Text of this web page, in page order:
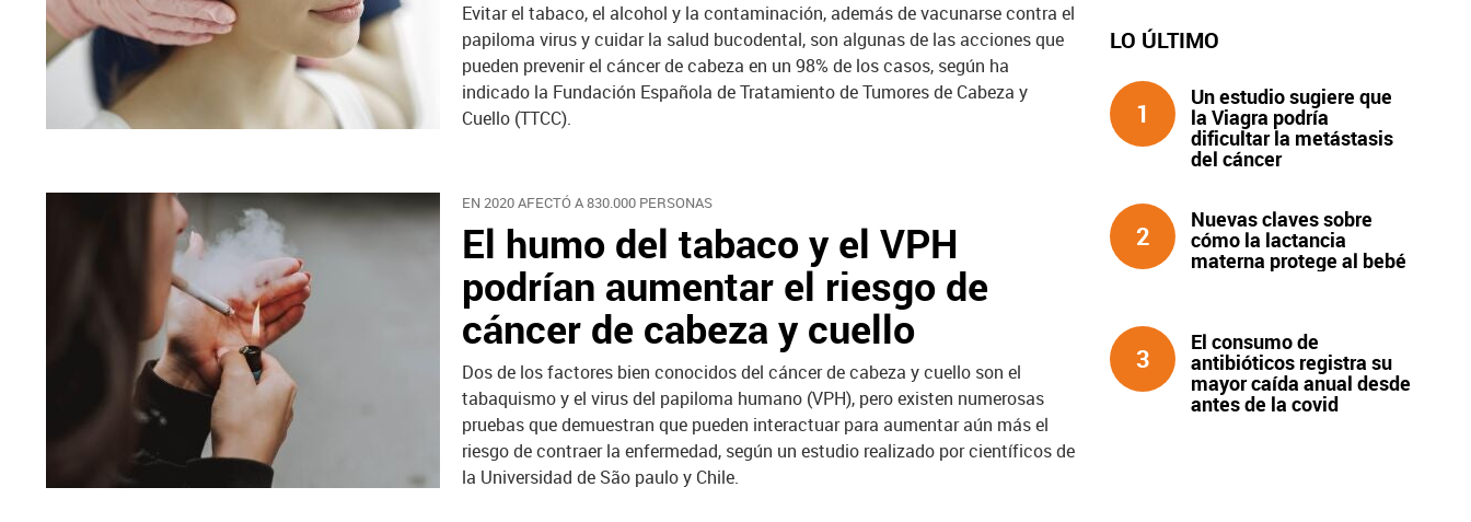
Evitar el tabaco, el alcohol y la contaminación, además de vacunarse contra el
papiloma virus y cuidar la salud bucodental, son algunas de las acciones que
pueden prevenir el cáncer de cabeza en un 98% de los casos, según ha
indicado la Fundación Española de Tratamiento de Tumores de Cabeza y
Cuello (TTCC).
EN 2020 AFECTÓ A 830.000 PERSONAS
El humo del tabaco y el VPH
podrían aumentar el riesgo de
cáncer de cabeza y cuello
Dos de los factores bien conocidos del cáncer de cabeza y cuello son el
tabaquismo y el virus del papiloma humano (VPH), pero existen numerosas
pruebas que demuestran que pueden interactuar para aumentar aún más el
riesgo de contraer la enfermedad, según un estudio realizado por científicos de
la Universidad de São paulo y Chile.
LO ÚLTIMO
1
Un estudio sugiere que
la Viagra podría
dificultar la metástasis
del cáncer
2
Nuevas claves sobre
cómo la lactancia
materna protege al bebé
3
El consumo de
antibióticos registra su
mayor caída anual desde
antes de la covid